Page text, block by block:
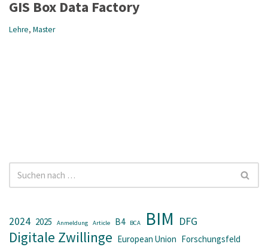
GIS Box Data Factory
Lehre, Master
2024 2025 Anmeldung Article B4 BCA BIM DFG
Digitale Zwillinge European Union Forschungsfeld